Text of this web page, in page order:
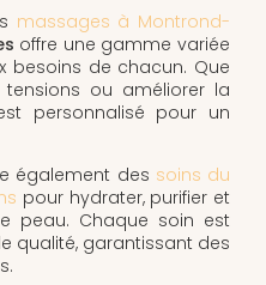
massages à Montrond-
offre une gamme variée
besoins de chacun. Que
ou améliorer la
personnalisé pour un
également des soins du
pour hydrater, purifier et
peau. Chaque soin est
qualité, garantissant des